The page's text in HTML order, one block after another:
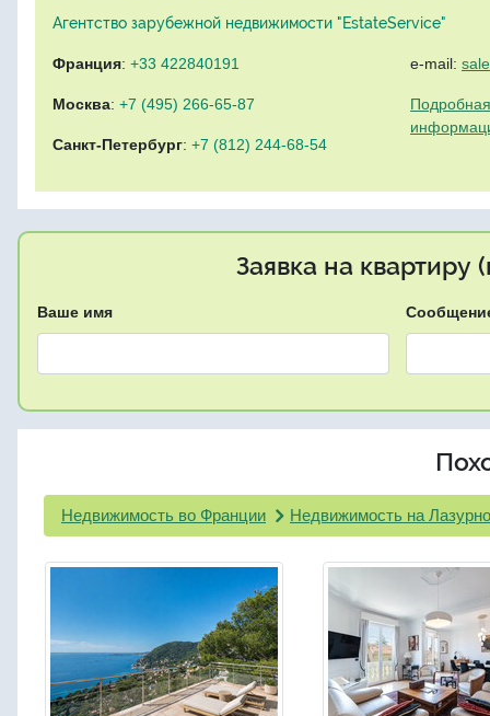
Агентство зарубежной недвижимости "EstateService"
Франция: +33 422840191
Москва: +7 (495) 266-65-87
Санкт-Петербург: +7 (812) 244-68-54
e-mail:
Заявка на квартиру
Ваше имя
Недвижимость во Франции Недвижимость на